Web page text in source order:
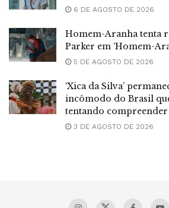
6 DE AGOSTO DE 2026
Homem-Aranha tenta
Parker em ‘Homem-
5 DE AGOSTO DE 2026
‘Xica da Silva’
incômodo do Brasil
tentando compreender
3 DE AGOSTO DE 2026